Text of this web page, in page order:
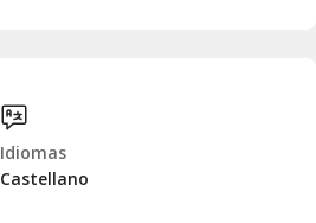
Idiomas
Castellano